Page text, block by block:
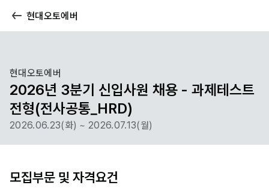
현대오토에버
현대오토에버
2026년 3분기 신입사원 채용 - 과제테스트
전형(전사공통_HRD)
2026.06.23(화) ~ 2026.07.13(월)
모집부문 및 자격요건